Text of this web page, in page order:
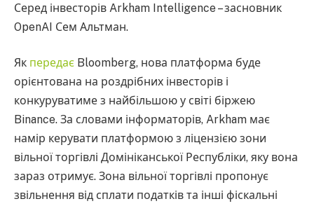
Серед інвесторів Arkham Intelligence – засновник
OpenAI Сем Альтман.
Як передає Bloomberg, нова платформа буде
орієнтована на роздрібних інвесторів і
конкуруватиме з найбільшою у світі біржею
Binance. За словами інформаторів, Arkham має
намір керувати платформою з ліцензією зони
вільної торгівлі Домініканської Республіки, яку вона
зараз отримує. Зона вільної торгівлі пропонує
звільнення від сплати податків та інші фіскальні